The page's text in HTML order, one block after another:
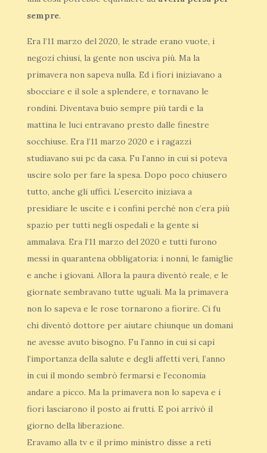
sempre.
Era l’11 marzo del 2020, le strade erano vuote, i
negozi chiusi, la gente non usciva più. Ma la
primavera non sapeva nulla. Ed i fiori iniziavano a
sbocciare e il sole a splendere, e tornavano le
rondini. Diventava buio sempre più tardi e la
mattina le luci entravano presto dalle finestre
socchiuse. Era l’11 marzo 2020 e i ragazzi
studiavano sui pc da casa. Fu l’anno in cui si poteva
uscire solo per fare la spesa. Dopo poco chiusero
tutto, anche gli uffici. L’esercito iniziava a
presidiare le uscite e i confini perché non c’era più
spazio per tutti negli ospedali e la gente si
ammalava. Era l’11 marzo del 2020 e tutti furono
messi in quarantena obbligatoria: i nonni, le famiglie
e anche i giovani. Allora la paura diventò reale, e le
giornate sembravano tutte uguali. Ma la primavera
non lo sapeva e le rose tornarono a fiorire. Ci fu
chi diventò dottore per aiutare chiunque un domani
ne avesse avuto bisogno. Fu l’anno in cui si capì
l’importanza della salute e degli affetti veri, l’anno
in cui il mondo sembrò fermarsi e l’economia
andare a picco. Ma la primavera non lo sapeva e i
fiori lasciarono il posto ai frutti. E poi arrivò il
giorno della liberazione.
Eravamo alla tv e il primo ministro disse a reti